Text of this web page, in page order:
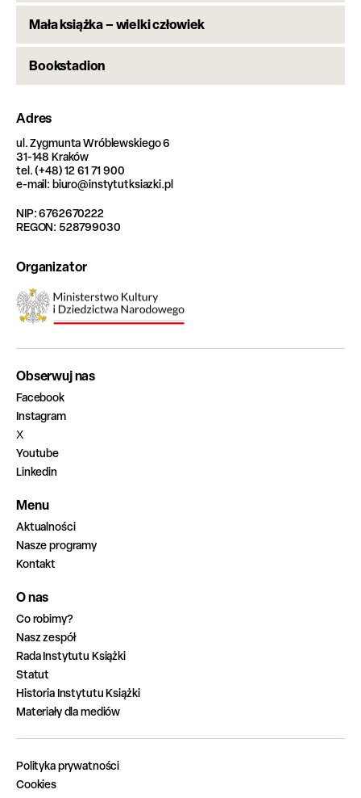
Mała książka – wielki człowiek
Bookstadion
Adres
ul. Zygmunta Wróblewskiego 6
31-148 Kraków
tel. (+48) 12 61 71 900
e-mail: biuro@instytutksiazki.pl
NIP: 6762670222
REGON: 528799030
Organizator
Obserwuj nas
Facebook
Instagram
X
Youtube
Linkedin
Menu
Aktualności
Nasze programy
Kontakt
O nas
Co robimy?
Nasz zespół
Rada Instytutu Książki
Statut
Historia Instytutu Książki
Materiały dla mediów
Polityka prywatności
Cookies